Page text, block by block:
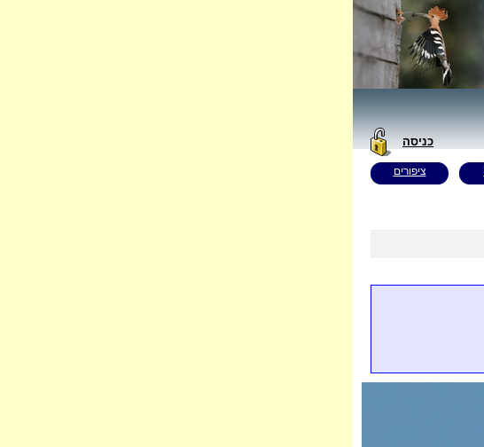
כניסה
ציפורים